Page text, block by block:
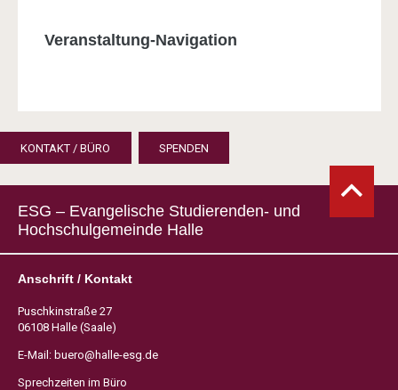
Veranstaltung-Navigation
KONTAKT / BÜRO SPENDEN
ESG – Evangelische Studierenden- und
Hochschulgemeinde Halle
Anschrift / Kontakt
Puschkinstraße 27
06108 Halle (Saale)
E-Mail: buero@halle-esg.de
Sprechzeiten im Büro